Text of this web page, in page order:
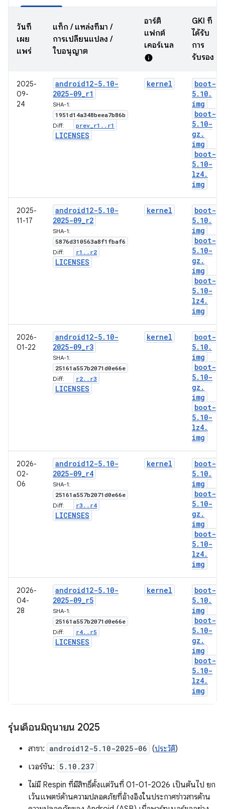
วันที่
เผย
แพร่
แท็ก / แหล่งที่มา /
การเปลี่ยนแปลง /
ใบอนุญาต
อาร์ติ
แฟกต์
เคอร์เนล
info
GKI ที่
ได้รับ
การ
รับรอง
2025-
09-
24
android12-5. 10-
2025-09_r1
SHA-1:
1951d14a348beea7b86b
Diff: prev r1 . . r1
LICENSES
kernel
boot-
5. 10.
img
boot-
5. 10-
gz .
img
boot-
5. 10-
lz4.
img
2025-
11-17
android12-5. 10-
2025-09_r2
SHA-1:
5876d310563a8f1fbaf6
Diff: r1 . . r2
LICENSES
kernel
boot-
5. 10.
img
boot-
5. 10-
gz .
img
boot-
5. 10-
lz4.
img
2026-
01-22
android12-5. 10-
2025-09_r3
SHA-1:
25161a557b2071d0e66e
Diff: r2. . r3
LICENSES
kernel
boot-
5. 10.
img
boot-
5. 10-
gz .
img
boot-
5. 10-
lz4.
img
2026-
02-
06
android12-5. 10-
2025-09_r4
SHA-1:
25161a557b2071d0e66e
Diff: r3 . . r4
LICENSES
kernel
boot-
5. 10.
img
boot-
5. 10-
gz .
img
boot-
5. 10-
lz4.
img
2026-
04-
28
android12-5. 10-
2025-09_r5
SHA-1:
25161a557b2071d0e66e
Diff: r4. . r5
LICENSES
kernel
boot-
5. 10.
img
boot-
5. 10-
gz .
img
boot-
5. 10-
lz4.
img
รุ่นเดือนมิถุนายน 2025
สาขา: android12-5.10-2025-06 (ประวัติ)
เวอร์ชัน: 5.10.237
ไม่มี Respin ที่มีสิทธิ์ตั้งแต่วันที่ 01-01-2026 เป็นต้นไป ยก
เว้นแพตช์ด้านความปลอดภัยที่อ้างอิงในประกาศข่าวสารด้าน